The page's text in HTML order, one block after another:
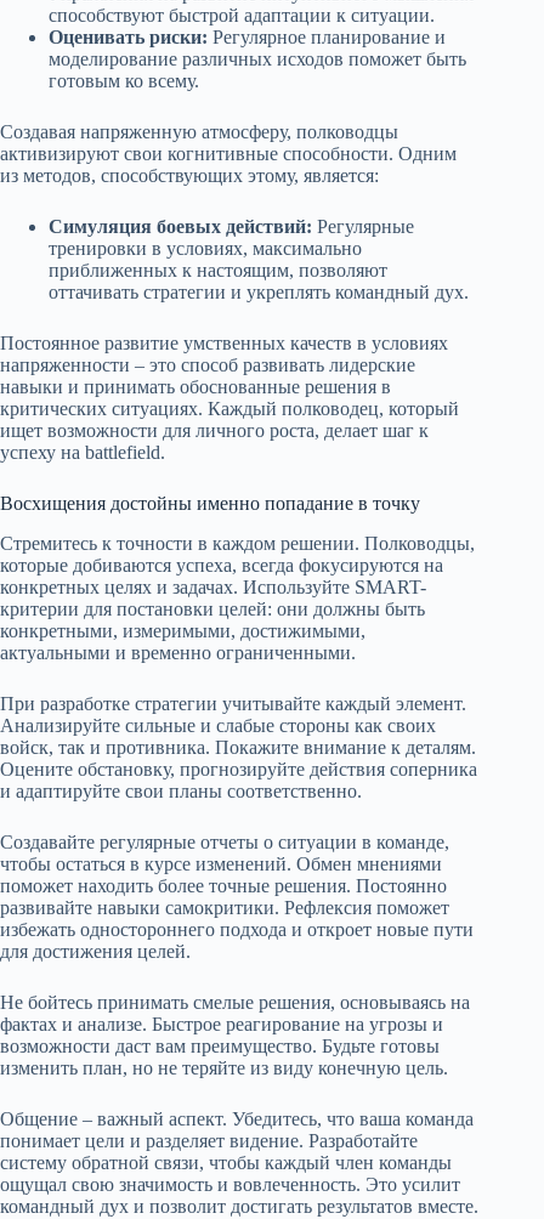
способствуют быстрой адаптации к ситуации.
Оценивать риски: Регулярное планирование и
моделирование различных исходов поможет быть
готовым ко всему.
Создавая напряженную атмосферу, полководцы
активизируют свои когнитивные способности. Одним
из методов, способствующих этому, является:
Симуляция боевых действий: Регулярные
тренировки в условиях, максимально
приближенных к настоящим, позволяют
оттачивать стратегии и укреплять командный дух.
Постоянное развитие умственных качеств в условиях
напряженности – это способ развивать лидерские
навыки и принимать обоснованные решения в
критических ситуациях. Каждый полководец, который
ищет возможности для личного роста, делает шаг к
успеху на battlefield.
Восхищения достойны именно попадание в точку
Стремитесь к точности в каждом решении. Полководцы,
которые добиваются успеха, всегда фокусируются на
конкретных целях и задачах. Используйте SMART-
критерии для постановки целей: они должны быть
конкретными, измеримыми, достижимыми,
актуальными и временно ограниченными.
При разработке стратегии учитывайте каждый элемент.
Анализируйте сильные и слабые стороны как своих
войск, так и противника. Покажите внимание к деталям.
Оцените обстановку, прогнозируйте действия соперника
и адаптируйте свои планы соответственно.
Создавайте регулярные отчеты о ситуации в команде,
чтобы остаться в курсе изменений. Обмен мнениями
поможет находить более точные решения. Постоянно
развивайте навыки самокритики. Рефлексия поможет
избежать одностороннего подхода и откроет новые пути
для достижения целей.
Не бойтесь принимать смелые решения, основываясь на
фактах и анализе. Быстрое реагирование на угрозы и
возможности даст вам преимущество. Будьте готовы
изменить план, но не теряйте из виду конечную цель.
Общение – важный аспект. Убедитесь, что ваша команда
понимает цели и разделяет видение. Разработайте
систему обратной связи, чтобы каждый член команды
ощущал свою значимость и вовлеченность. Это усилит
командный дух и позволит достигать результатов вместе.